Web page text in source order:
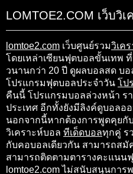
LOMTOE2.COM เว็บวิ
lomtoe2.com เว็บศูนย์รวมวิเค
โดยเหล่าเซียนฟุตบอลขั้นเทพ
วนานกว่า 20 ปี ดูผลบอลสด บ
โปรแกรมฟุตบอลประจำวัน โป
คืนนี้ โปรแกรมบอลล่วงหน้า ร
ประเทศ อีกทั้งยังมีลิงค์ดูบอลอ
นอกจากนี้หากต้องการพูดคุยกั
วิเคราะห์บอล ทีเด็ดบอลทุกคู่ ร
กับคอบอลเดียวกัน สามารถสมั
สามารถติดตามตารางคะแนน
lomtoe2.com ไม่สนับสนุนกา